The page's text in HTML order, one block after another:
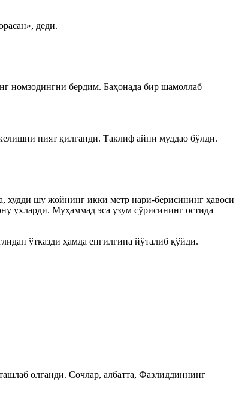
деди.
номзодингни бердим. Баҳонада бир шамоллаб
ният қилганди. Таклиф айни муддао бўлди.
худди шу жойнинг икки метр нари-берисининг ҳавоси
ухларди. Муҳаммад эса узум сўрисининг остида
ўтказди ҳамда енгилгина йўталиб қўйди.
олганди. Сочлар, албатта, Фазлиддиннинг